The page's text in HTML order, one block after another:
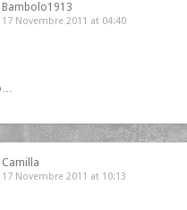
Bambolo1913
17 Novembre 2011 at 04:40
Camilla
17 Novembre 2011 at 10:13